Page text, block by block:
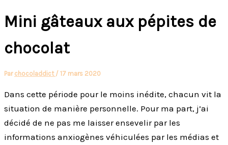
Mini gâteaux aux pépites de
chocolat
Par chocoladdict / 17 mars 2020
Dans cette période pour le moins inédite, chacun vit la
situation de manière personnelle. Pour ma part, j’ai
décidé de ne pas me laisser ensevelir par les
informations anxiogènes véhiculées par les médias et